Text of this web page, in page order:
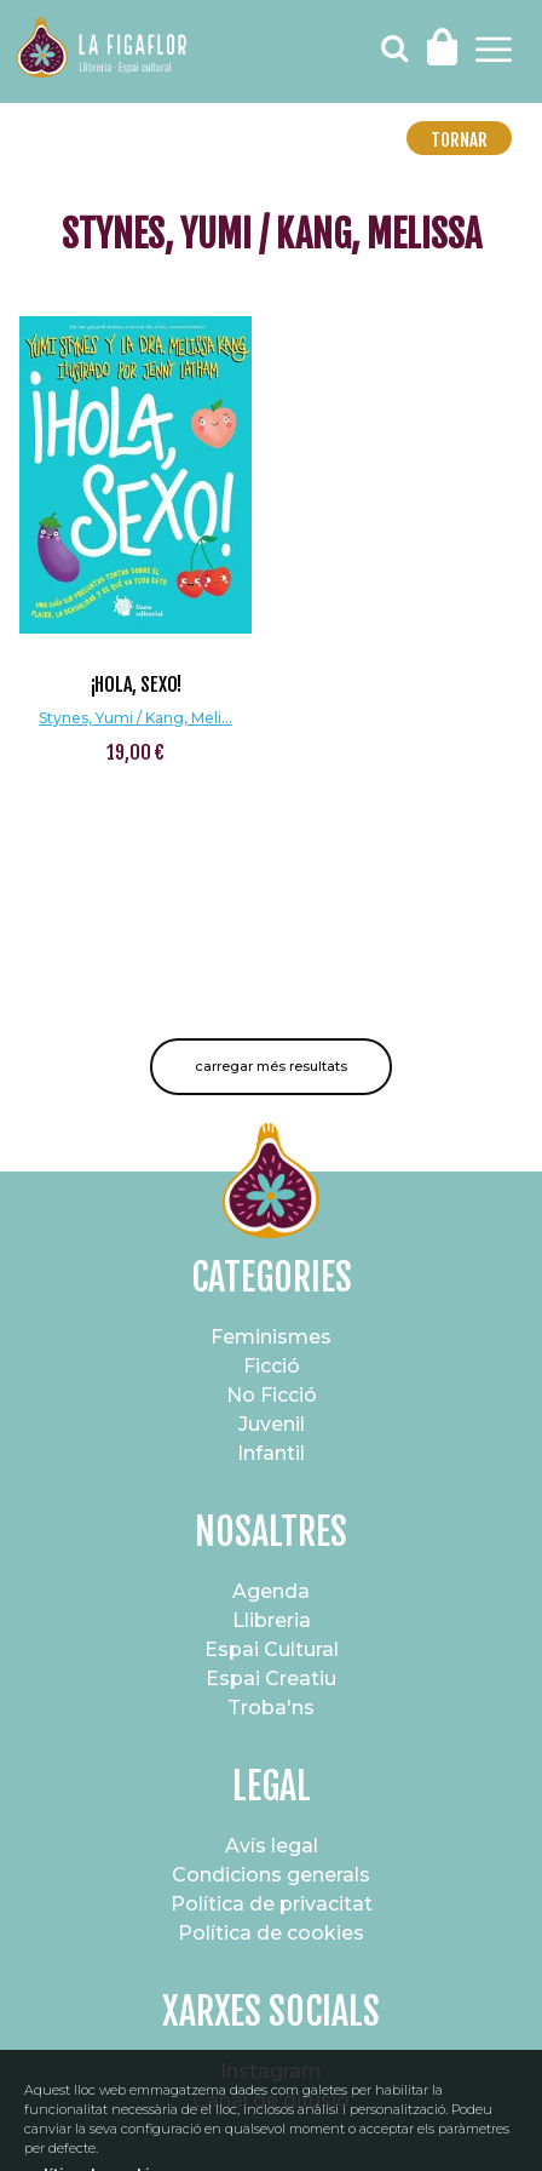
TORNAR
STYNES, YUMI / KANG, MELISSA
¡HOLA, SEXO!
Stynes, Yumi / Kang, Meli...
19,00 €
carregar més resultats
CATEGORIES
Feminismes
Ficció
No Ficció
Juvenil
Infantil
NOSALTRES
Agenda
Llibreria
Espai Cultural
Espai Creatiu
Troba'ns
LEGAL
Avís legal
Condicions generals
Política de privacitat
Política de cookies
XARXES SOCIALS
Canal de difusió
Aquest lloc web emmagatzema dades com galetes per habilitar la
funcionalitat necessària de el lloc, inclosos anàlisi i personalització. Podeu
canviar la seva configuració en qualsevol moment o acceptar els paràmetres
per defecte.
SUBSCRIU-TE AL NOSTRE BUTLLETÍ